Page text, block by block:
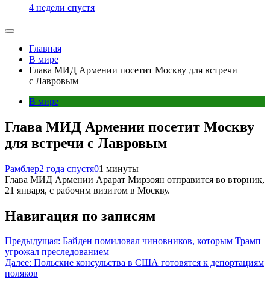
4 недели спустя
Главная
В мире
Глава МИД Армении посетит Москву для встречи
с Лавровым
В мире
Глава МИД Армении посетит Москву
для встречи с Лавровым
Рамблер2 года спустя01 минуты
Глава МИД Армении Арарат Мирзоян отправится во вторник,
21 января, с рабочим визитом в Москву.
Навигация по записям
Предыдущая: Байден помиловал чиновников, которым Трамп
угрожал преследованием
Далее: Польские консульства в США готовятся к депортациям
поляков